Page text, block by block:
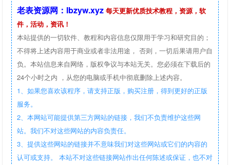
老表资源网：lbzyw.xyz 每天更新优质技术教程，资源，软
件，活动，资讯！
本站提供的一切软件、教程和内容信息仅限用于学习和研究目的；
不得将上述内容用于商业或者非法用途， 否则，一切后果请用户自
负。本站信息来自网络，版权争议与本站无关。您必须在下载后的
24个小时之内 ，从您的电脑或手机中彻底删除上述内容。
1、如果您喜欢该程序，请支持正版，购买注册，得到更好的正版
服务。
2、本网站可能提供第三方网站的链接，我们不负责维护这些网
站。我们不对这些网站的内容负责任。
3、提供这些网站的链接并不意味我们对这些网站或它们的内容的
认可或支持。 本站不对这些链接网站作出任何陈述或保证，也不对